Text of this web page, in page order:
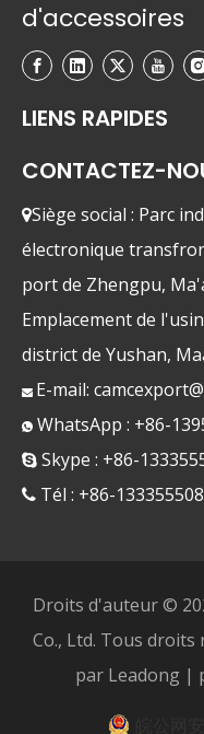
d'accessoires
LIENS RAPIDES
CONTACTEZ-
Siège social : Parc
électronique
port de Zhengpu,
Emplacement de
district de Yushan,
 E-mail:
 WhatsApp : +86-
 Skype : +86-
 Tél : +86-
Droits d'auteur ©
Co., Ltd. Tous droits
par Leadong|